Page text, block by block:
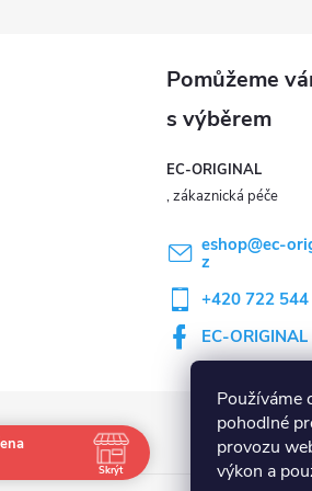
Používáme
pohodlné
provozu
výkon a
EC-ORIGINAL
eshop@ec-
z
+420 722
EC-ORIGINAL
Skrýt
osobně